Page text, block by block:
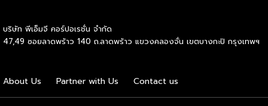
โอลิมปิก ซึ่งรูปแบบการแข่งขันจะเป็นมาตรฐานเดียวกันทั่วโลก
คือวิ่งสลับกับสถานีออกกำลังกาย 8 จุด ระยะทางรวม 8
บริษัท พีเอ็มจี คอร์ปอเรชั่น จำกัด
47,49 ซอยลาดพร้าว 140 ถ.ลาดพร้าว แขวงคลองจั่น เขตบางกะปิ กรุงเทพฯ
About Us Partner with Us Contact us